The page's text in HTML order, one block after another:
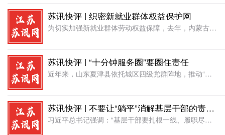
苏讯快评 | 织密新就业群体权益保护网
为切实加强新就业群体劳动权益保障，去年，内蒙古呼和浩特市出台《呼和浩特市补充工伤保险办法(试行)》，今年以来，市人社局聚焦工伤政策宣传、行业集体协商、劳动争议调解等权益保障关键环节，关口前移、靠前服务
苏讯快评 | “十分钟服务圈”要圈住责任
近年来，山东夏津县依托城区四级党群阵地，推动“三下沉”，建成“十分钟服务圈”。通过功能集成与上下联动，将政务代办、养老托幼等服务送到家门口，切实便民惠民。此举值得关注，更要关注的是服务圈是否圈住了办事
苏讯快评 | 不要让“躺平”消解基层干部的责任底色
习近平总书记强调：“基层干部要扎根一线、履职尽责，坚决摒弃不作为、慢作为的懈怠心态，守好岗位、扛起责任、办好实事。”这一要求直击基层“躺平”作风病灶，为基层干部校准干事坐标。拒绝躺平、实干为民，包含三